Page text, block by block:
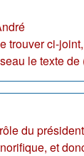
trouver ci-
le texte
du
et